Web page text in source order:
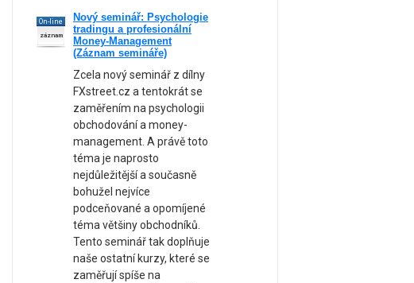
On-line
záznam
Nový seminář: Psychologie
tradingu a profesionální
Money-Management
(Záznam semináře)
Zcela nový seminář z dílny
FXstreet.cz a tentokrát se
zaměřením na psychologii
obchodování a money-
management. A právě toto
téma je naprosto
nejdůležitější a současně
bohužel nejvíce
podceňované a opomíjené
téma většiny obchodníků.
Tento seminář tak doplňuje
naše ostatní kurzy, které se
zaměřují spíše na